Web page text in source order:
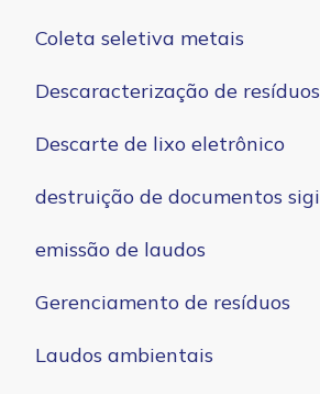
Coleta seletiva metais
Descaracterização de resíduos
Descarte de lixo eletrônico
destruição de documentos
emissão de laudos
Gerenciamento de resíduos
Laudos ambientais